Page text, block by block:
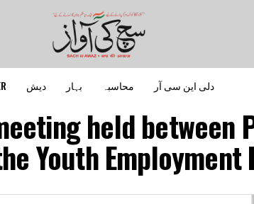
دلی این سی آر محاسبہ بہار دیش
held between
Youth Employment